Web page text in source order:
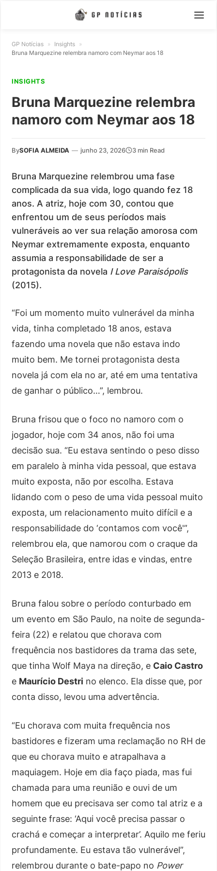
GP Notícias » Insights »
Bruna Marquezine relembra namoro com Neymar aos 18
INSIGHTS
Bruna Marquezine relembra
namoro com Neymar aos 18
BySOFIA ALMEIDA — junho 23, 2026 3 min Read
Bruna Marquezine relembrou uma fase
complicada da sua vida, logo quando fez 18
anos. A atriz, hoje com 30, contou que
enfrentou um de seus períodos mais
vulneráveis ao ver sua relação amorosa com
Neymar extremamente exposta, enquanto
assumia a responsabilidade de ser a
protagonista da novela I Love Paraisópolis
(2015).
“Foi um momento muito vulnerável da minha
vida, tinha completado 18 anos, estava
fazendo uma novela que não estava indo
muito bem. Me tornei protagonista desta
novela já com ela no ar, até em uma tentativa
de ganhar o público…”, lembrou.
Bruna frisou que o foco no namoro com o
jogador, hoje com 34 anos, não foi uma
decisão sua. “Eu estava sentindo o peso disso
em paralelo à minha vida pessoal, que estava
muito exposta, não por escolha. Estava
lidando com o peso de uma vida pessoal muito
exposta, um relacionamento muito difícil e a
responsabilidade do ‘contamos com você'”,
relembrou ela, que namorou com o craque da
Seleção Brasileira, entre idas e vindas, entre
2013 e 2018.
Bruna falou sobre o período conturbado em
um evento em São Paulo, na noite de segunda-
feira (22) e relatou que chorava com
frequência nos bastidores da trama das sete,
que tinha Wolf Maya na direção, e Caio Castro
e Maurício Destri no elenco. Ela disse que, por
conta disso, levou uma advertência.
“Eu chorava com muita frequência nos
bastidores e fizeram uma reclamação no RH de
que eu chorava muito e atrapalhava a
maquiagem. Hoje em dia faço piada, mas fui
chamada para uma reunião e ouvi de um
homem que eu precisava ser como tal atriz e a
seguinte frase: ‘Aqui você precisa passar o
crachá e começar a interpretar’. Aquilo me feriu
profundamente. Eu estava tão vulnerável”,
relembrou durante o bate-papo no Power